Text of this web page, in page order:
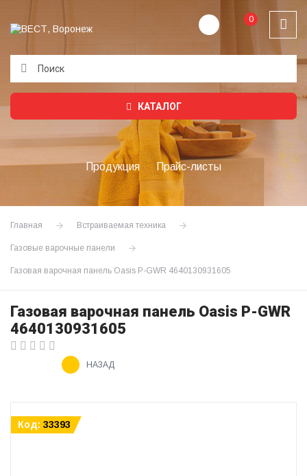
0
КАТАЛОГ
Продукция Прайс-листы
Главная Встраиваемая техника
Газовые варочные панели
Газовая варочная панель Oasis P-GWR 4640130931605
Газовая варочная панель Oasis P-GWR
4640130931605
НАЗАД
Код: 33393